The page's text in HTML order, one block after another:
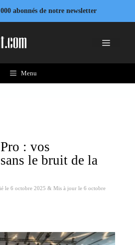
abonnés de notre newsletter
Menu
Menu
: vos
le bruit de la
le 6 octobre 2025 & Mis à jour le 6 octobre